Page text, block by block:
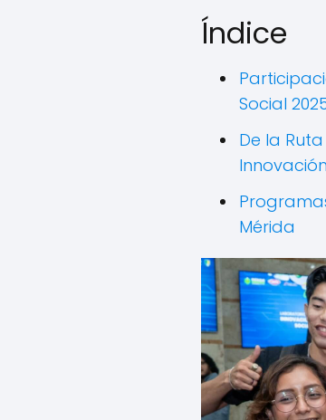
Índice
Social
De la
Mérida